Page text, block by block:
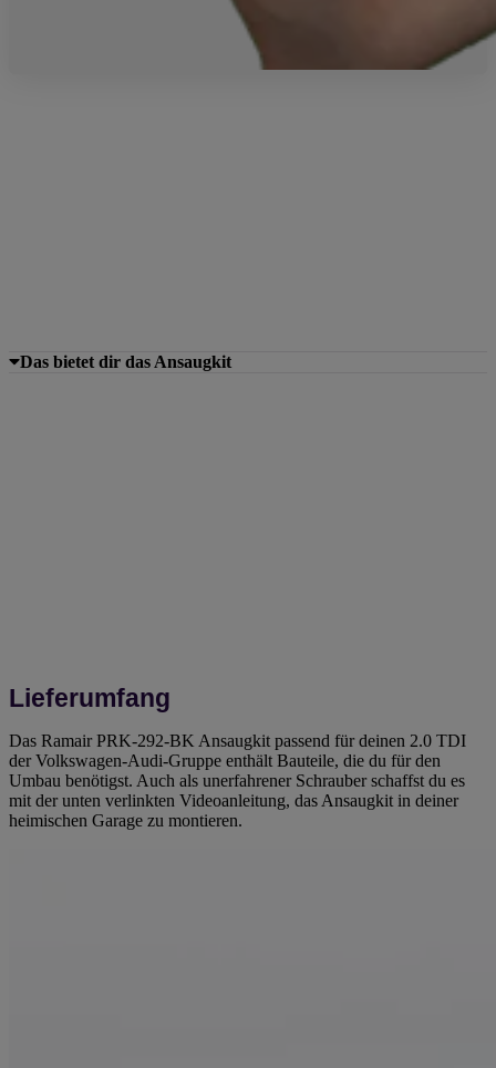
Das bietet dir das Ansaugkit
Lieferumfang
Das Ramair PRK-292-BK Ansaugkit passend für deinen 2.0 TDI
der Volkswagen-Audi-Gruppe enthält Bauteile, die du für den
Umbau benötigst. Auch als unerfahrener Schrauber schaffst du es
mit der unten verlinkten Videoanleitung, das Ansaugkit in deiner
heimischen Garage zu montieren.